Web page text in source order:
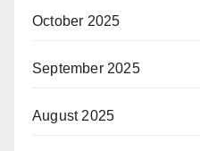
October 2025
September 2025
August 2025